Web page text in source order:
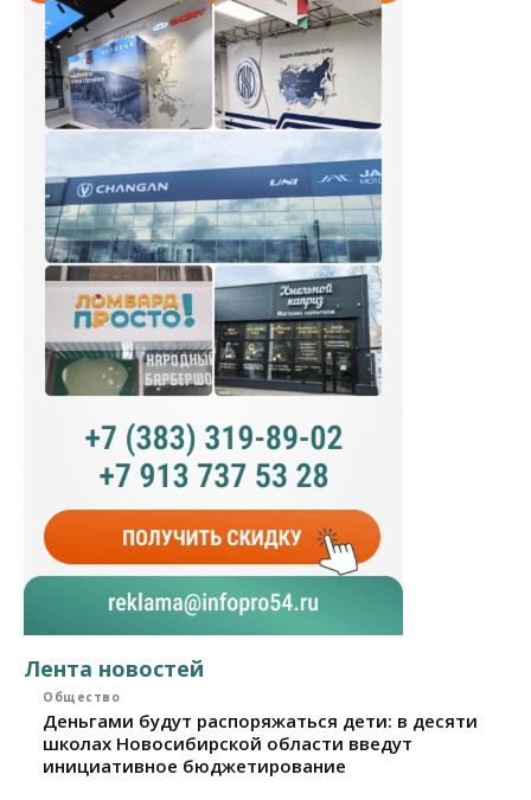
Лента новостей
Общество
Деньгами будут распоряжаться дети: в десяти
школах Новосибирской области введут
инициативное бюджетирование